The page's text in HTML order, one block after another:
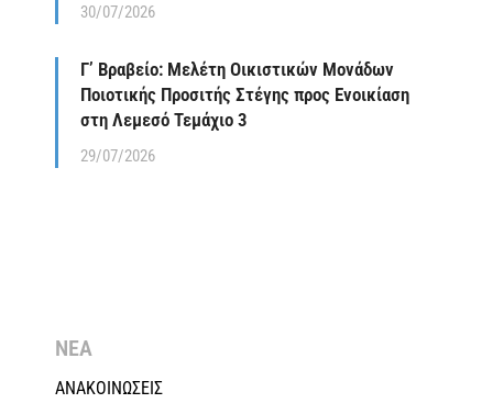
30/07/2026
Γ’ Βραβείο: Μελέτη Οικιστικών Μονάδων
Ποιοτικής Προσιτής Στέγης προς Ενοικίαση
στη Λεμεσό Τεμάχιο 3
29/07/2026
ΝΕΑ
ΑΝΑΚΟΙΝΩΣΕΙΣ